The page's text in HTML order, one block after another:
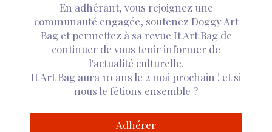
En adhérant, vous rejoignez une
communauté engagée, soutenez Doggy Art
Bag et permettez à sa revue It Art Bag de
continuer de vous tenir informer de
l'actualité culturelle.
It Art Bag aura 10 ans le 2 mai prochain ! et si
nous le fêtions ensemble ?
Adhérer